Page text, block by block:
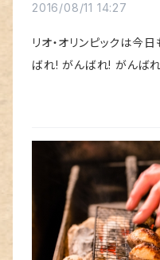
2016/08/11 14:27
リオ・オリンピックは今
ばれ! がんばれ! がんば